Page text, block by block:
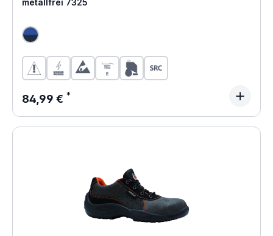
metallfrei 7325
Regulärer Preis:
84,99 €